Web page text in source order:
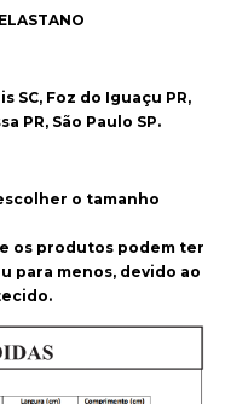
SC, Foz do Iguaçu PR,
PR, São Paulo SP.
o tamanho
os produtos podem ter
para menos, devido ao